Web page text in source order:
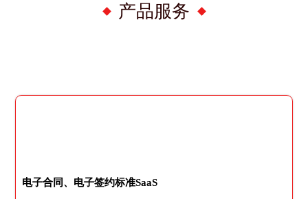
产品服务
电子合同、电子签约标准SaaS